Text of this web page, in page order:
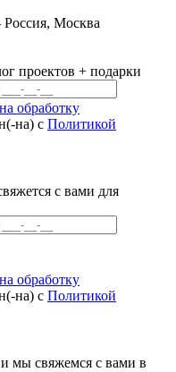
Москва
проектов + подарки
обработку
на) с Политикой
с вами для
обработку
на) с Политикой
мы свяжемся с вами в